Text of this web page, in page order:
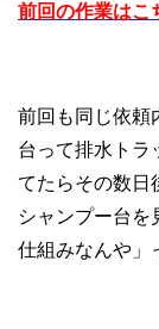
前回の作業はこ
前回も同じ依頼
台って排水トラ
てたらその数日
シャンプー台を
仕組みなんや